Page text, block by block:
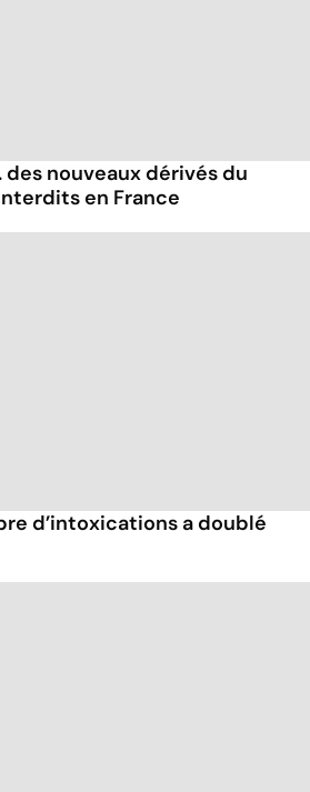
des nouveaux dérivés du
en France
d’intoxications a doublé